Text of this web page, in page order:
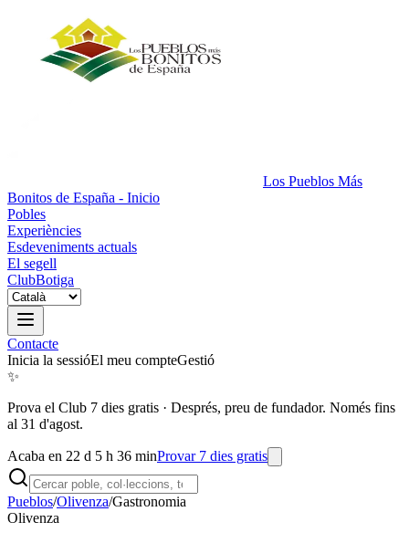
Los Pueblos Más
Bonitos de España - Inicio
Pobles
Experiències
Esdeveniments actuals
El segell
ClubBotiga
Contacte
Inicia la sessióEl meu compteGestió
✨
Prova el Club 7 dies gratis · Després, preu de fundador. Només fins
al 31 d'agost.
Acaba en 22 d 5 h 36 minProvar 7 dies gratis
Pueblos/Olivenza/Gastronomia
Olivenza